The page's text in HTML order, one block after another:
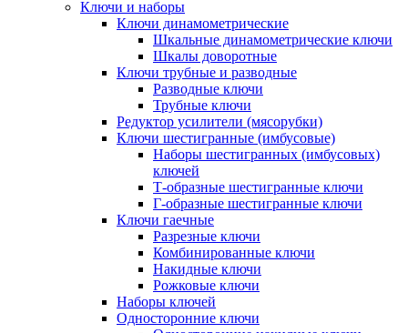
Ключи и наборы
Ключи динамометрические
Шкальные динамометрические ключи
Шкалы доворотные
Ключи трубные и разводные
Разводные ключи
Трубные ключи
Редуктор усилители (мясорубки)
Ключи шестигранные (имбусовые)
Наборы шестигранных (имбусовых)
ключей
Т-образные шестигранные ключи
Г-образные шестигранные ключи
Ключи гаечные
Разрезные ключи
Комбинированные ключи
Накидные ключи
Рожковые ключи
Наборы ключей
Односторонние ключи